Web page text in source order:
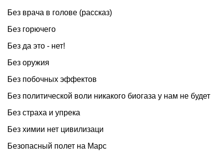
Без врача в голове (рассказ)
Без горючего
Без да это - нет!
Без оружия
Без побочных эффектов
Без политической воли никакого биогаза у нам не будет
Без страха и упрека
Без химии нет цивилизаци
Безопасный полет на Марс